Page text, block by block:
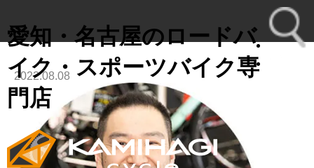
愛知・名古屋のロードバ
イク・スポーツバイク専
門店
2022.08.08